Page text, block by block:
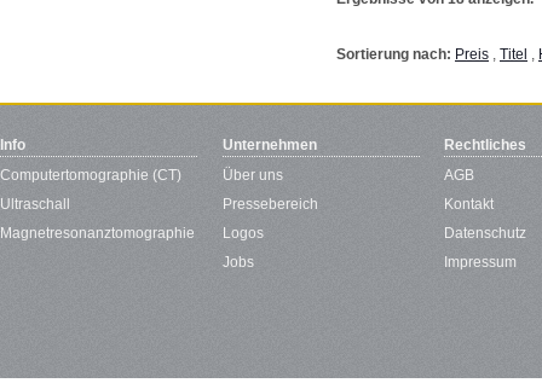
Sortierung nach: Preis , Titel ,
Info
Computertomographie (CT)
Ultraschall
Magnetresonanztomographie
Unternehmen
Über uns
Pressebereich
Logos
Jobs
Rechtliches
AGB
Kontakt
Datenschutz
Impressum